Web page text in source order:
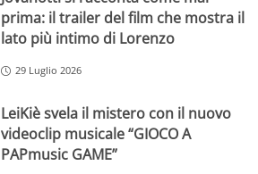
prima: il trailer del film che mostra il
lato più intimo di Lorenzo
29 Luglio 2026
LeiKiè svela il mistero con il nuovo
videoclip musicale “GIOCO A
PAPmusic GAME”